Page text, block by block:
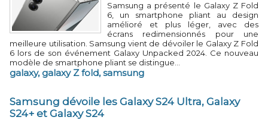
Samsung a présenté le Galaxy Z Fold
6, un smartphone pliant au design
amélioré et plus léger, avec des
écrans redimensionnés pour une
meilleure utilisation. Samsung vient de dévoiler le Galaxy Z Fold
6 lors de son événement Galaxy Unpacked 2024. Ce nouveau
modèle de smartphone pliant se distingue...
galaxy, galaxy Z fold,samsung
Samsung dévoile les Galaxy S24 Ultra, Galaxy
S24+ et Galaxy S24